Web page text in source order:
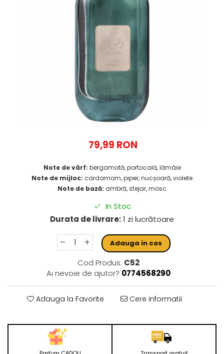
79,99 RON
Note de vârf: bergamotă, portocală, lămâie
Note de mijloc: cardamom, piper, nucșoară, violete
Note de bază: ambră, stejar, mosc
In Stoc
Durata de livrare:1 zi lucrătoare
Adauga in cos
Cod Produs: C52
Ai nevoie de ajutor? 0774568290
Adauga la Favorite Cere informatii